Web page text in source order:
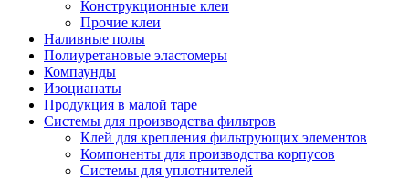
Конструкционные клеи
Прочие клеи
Наливные полы
Полиуретановые эластомеры
Компаунды
Изоцианаты
Продукция в малой таре
Системы для производства фильтров
Клей для крепления фильтрующих элементов
Компоненты для производства корпусов
Системы для уплотнителей